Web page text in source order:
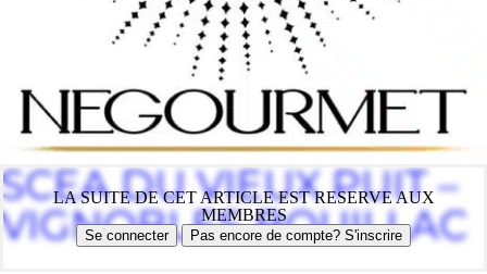
LA SUITE DE CET ARTICLE EST RESERVE AUX
MEMBRES
Se connecter Pas encore de compte? S'inscrire
SCEA DU VIEUX PUIT –
VIGNOBLES BOUILLAC